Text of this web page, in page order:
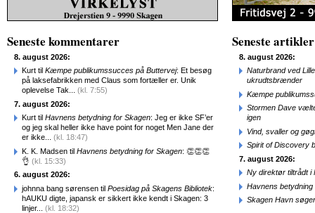
Seneste kommentarer
8. august 2026:
Kurt til Kæmpe publikumssucces på Buttervej: Et besøg
på laksefabrikken med Claus som fortæller er. Unik
oplevelse Tak... (kl. 7:55)
7. august 2026:
Kurt til Havnens betydning for Skagen: Jeg er ikke SF’er
og jeg skal heller ikke have point for noget Men Jane der
er ikke... (kl. 18:47)
K. K. Madsen til Havnens betydning for Skagen: 👏👏👏
👌 (kl. 15:33)
6. august 2026:
johnna bang sørensen til Poesidag på Skagens Bibliotek:
hAUKU digte, japansk er sikkert ikke kendt i Skagen: 3
linjer... (kl. 18:32)
Seneste artikler
8. august 2026:
Naturbrand ved
ukrudtsbrænder
Kæmpe
Stormen Dave
igen
Vind, svaller og
Spirit of Discovery
7. august 2026:
Ny direktør tiltrådt i
Havnens betydning
Skagen Havn